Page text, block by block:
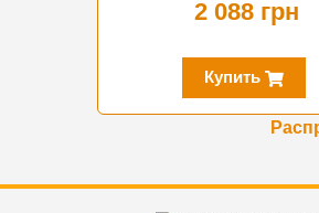
2 088 грн
Купить